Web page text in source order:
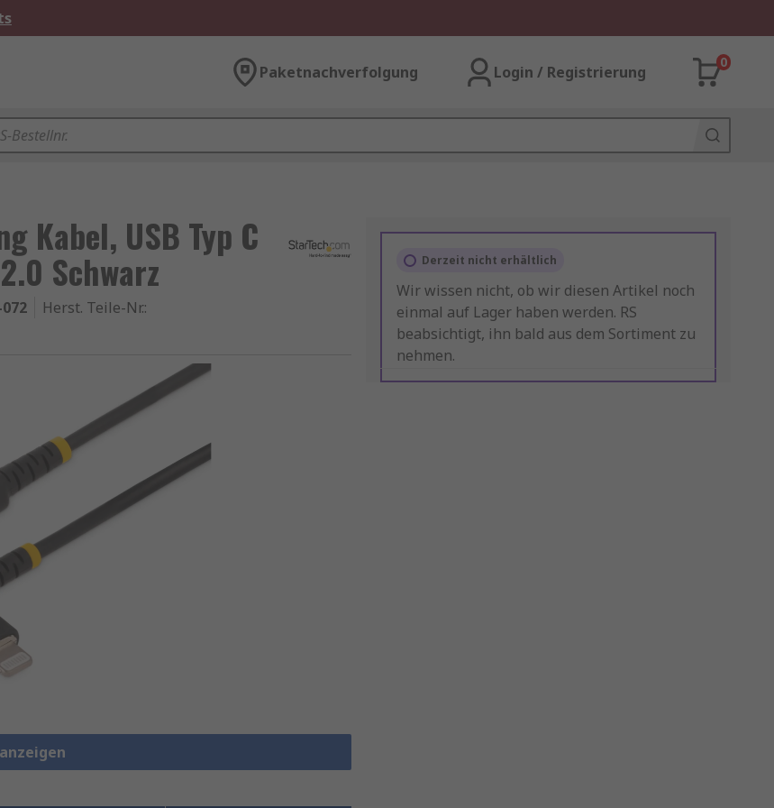
Paketnachverfolgung Login / Registrierung
0
Kabel, USB Typ C
Schwarz
Herst. Teile-Nr.:
Derzeit nicht erhältlich
Wir wissen nicht, ob wir diesen Artikel noch
einmal auf Lager haben werden. RS
beabsichtigt, ihn bald aus dem Sortiment zu
nehmen.